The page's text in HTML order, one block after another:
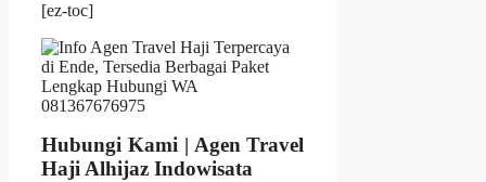
[ez-toc]
Hubungi Kami | Agen Travel
Haji Alhijaz Indowisata